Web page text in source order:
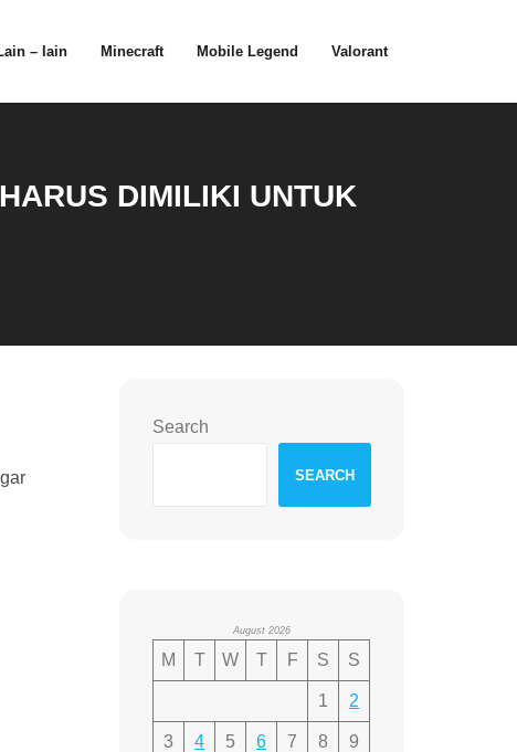
– lain Minecraft Mobile Legend Valorant
DIMILIKI UNTUK
Search
SEARCH
August 2026
M T W T F S S
1 2
3 4 5 6 7 8 9